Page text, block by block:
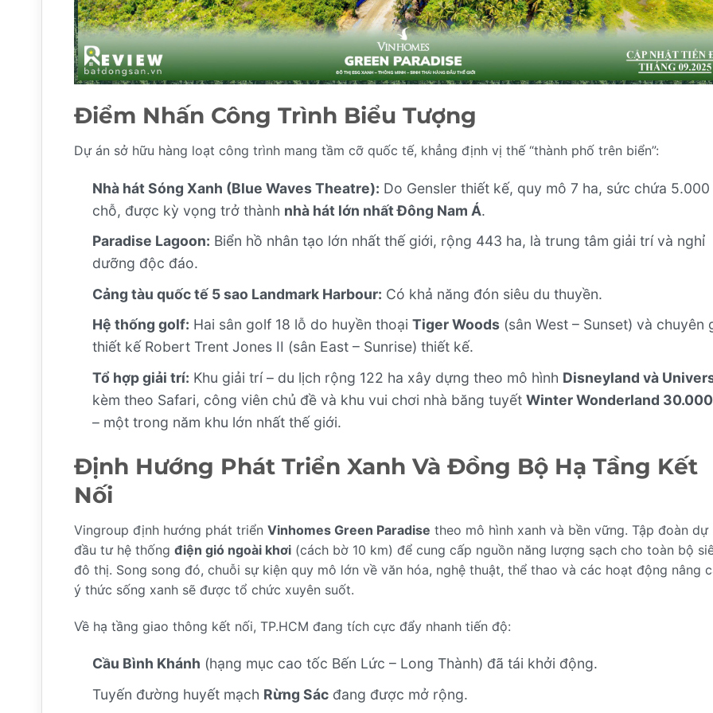
Điểm Nhấn Công Trình Biểu Tượng
Dự án sở hữu hàng loạt công trình mang tầm cỡ quốc tế, khẳng định vị thế “thành phố trên biển”:
Nhà hát Sóng Xanh (Blue Waves Theatre): Do Gensler thiết kế, quy mô 7 ha, sức chứa 5.000
chỗ, được kỳ vọng trở thành nhà hát lớn nhất Đông Nam Á.
Paradise Lagoon: Biển hồ nhân tạo lớn nhất thế giới, rộng 443 ha, là trung tâm giải trí và nghỉ
dưỡng độc đáo.
Cảng tàu quốc tế 5 sao Landmark Harbour: Có khả năng đón siêu du thuyền.
Hệ thống golf: Hai sân golf 18 lỗ do huyền thoại Tiger Woods(sân West – Sunset) và chuyên
thiết kế Robert Trent Jones II (sân East – Sunrise) thiết kế.
Tổ hợp giải trí: Khu giải trí – du lịch rộng 122 ha xây dựng theo mô hình Disneyland và
kèm theo Safari, công viên chủ đề và khu vui chơi nhà băng tuyết Winter Wonderland 30.000
– một trong năm khu lớn nhất thế giới.
Định Hướng Phát Triển Xanh Và Đồng Bộ Hạ Tầng Kết
Nối
Vingroup định hướng phát triển Vinhomes Green Paradise theo mô hình xanh và bền vững. Tập đoàn dự
đầu tư hệ thống điện gió ngoài khơi (cách bờ 10 km) để cung cấp nguồn năng lượng sạch cho toàn bộ
đô thị. Song song đó, chuỗi sự kiện quy mô lớn về văn hóa, nghệ thuật, thể thao và các hoạt động nâng
ý thức sống xanh sẽ được tổ chức xuyên suốt.
Về hạ tầng giao thông kết nối, TP.HCM đang tích cực đẩy nhanh tiến độ:
Cầu Bình Khánh (hạng mục cao tốc Bến Lức – Long Thành) đã tái khởi động.
Tuyến đường huyết mạch Rừng Sácđang được mở rộng.